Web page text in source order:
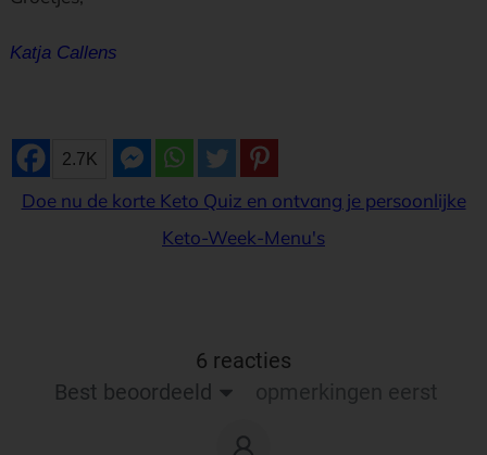
Katja Callens
2.7K
Doe nu de korte Keto Quiz en ontvang je persoonlijke
Keto-Week-Menu's
6 reacties
Best beoordeeld
opmerkingen eerst